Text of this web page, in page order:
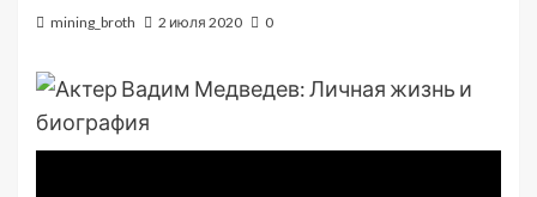
mining_broth 2 июля 2020 0